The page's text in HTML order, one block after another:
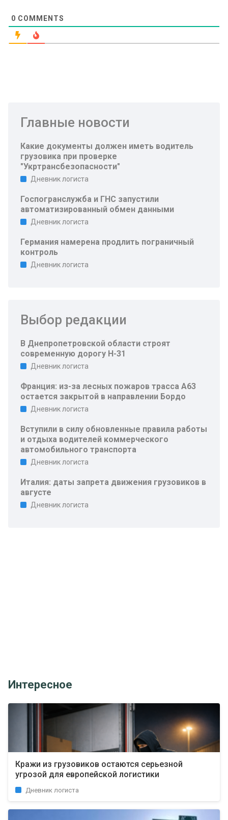
0 COMMENTS
Главные новости
Какие документы должен иметь водитель
грузовика при проверке
"Укртрансбезопасности"
Дневник логиста
Госпогранслужба и ГНС запустили
автоматизированный обмен данными
Дневник логиста
Германия намерена продлить пограничный
контроль
Дневник логиста
Выбор редакции
В Днепропетровской области строят
современную дорогу Н-31
Дневник логиста
Франция: из-за лесных пожаров трасса A63
остается закрытой в направлении Бордо
Дневник логиста
Вступили в силу обновленные правила работы
и отдыха водителей коммерческого
автомобильного транспорта
Дневник логиста
Италия: даты запрета движения грузовиков в
августе
Дневник логиста
Интересное
Кражи из грузовиков остаются серьезной
угрозой для европейской логистики
Дневник логиста